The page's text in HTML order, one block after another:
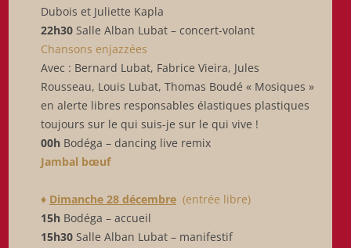
Dubois et Juliette Kapla
22h30Salle Alban Lubat – concert-volant
Chansons enjazzées
Avec : Bernard Lubat, Fabrice Vieira, Jules
Rousseau, Louis Lubat, Thomas Boudé « Mosiques »
en alerte libres responsables élastiques plastiques
toujours sur le qui suis-je sur le qui vive !
00hBodéga – dancing live remix
Jambal bœuf
♦ Dimanche 28 décembre (entrée libre)
15hBodéga – accueil
15h30Salle Alban Lubat – manifestif